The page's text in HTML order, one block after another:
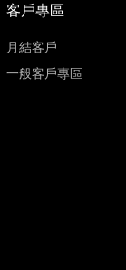
客戶專區
月結客戶
一般客戶專區